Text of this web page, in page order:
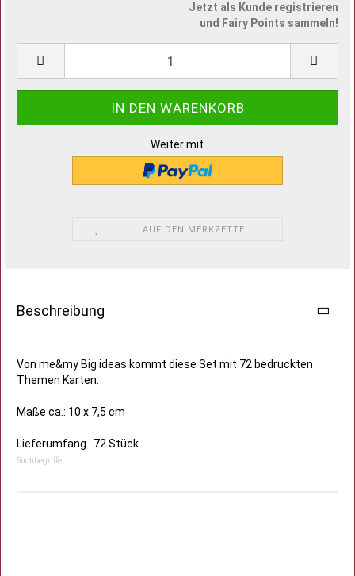
Jetzt als Kunde registrieren
und Fairy Points sammeln!
Weiter mit
AUF DEN MERKZETTEL
Beschreibung
Von me&my Big ideas kommt diese Set mit 72 bedruckten
Themen Karten.
Maße ca.: 10 x 7,5 cm
Lieferumfang : 72 Stück
Suchbegriffe: